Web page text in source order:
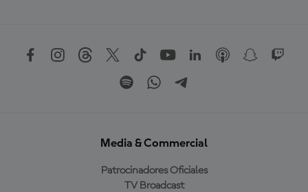
Media & Commercial
Patrocinadores Oficiales
TV Broadcast